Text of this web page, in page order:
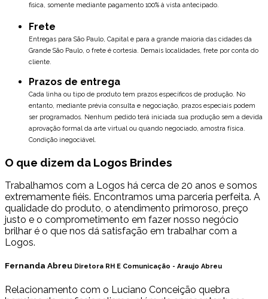
fisica, somente mediante pagamento 100% à vista antecipado.
Frete
Entregas para São Paulo, Capital e para a grande maioria das cidades da
Grande São Paulo, o frete é cortesia. Demais localidades, frete por conta do
cliente.
Prazos de entrega
Cada linha ou tipo de produto tem prazos específicos de produção. No
entanto, mediante prévia consulta e negociação, prazos especiais podem
ser programados. Nenhum pedido terá iniciada sua produção sem a devida
aprovação formal da arte virtual ou quando negociado, amostra física.
Condição inegociável.
O que dizem da Logos Brindes
Trabalhamos com a Logos há cerca de 20 anos e somos
extremamente fiéis. Encontramos uma parceria perfeita. A
qualidade do produto, o atendimento primoroso, preço
justo e o comprometimento em fazer nosso negócio
brilhar é o que nos dá satisfação em trabalhar com a
Logos.
Fernanda Abreu Diretora RH E Comunicação - Araujo Abreu
Relacionamento com o Luciano Conceição quebra